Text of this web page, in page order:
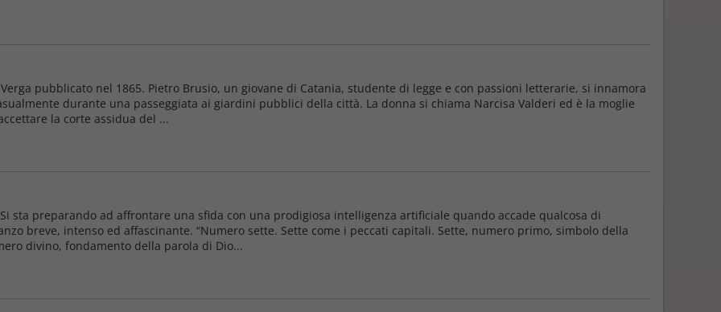
pubblicato nel 1865. Pietro Brusio, un giovane di Catania, studente di legge e con passioni letterarie, si innamora
durante una passeggiata ai giardini pubblici della città. La donna si chiama Narcisa Valderi ed è la moglie
la corte assidua del ...
sta preparando ad affrontare una sfida con una prodigiosa intelligenza artificiale quando accade qualcosa di
breve, intenso ed affascinante. “Numero sette. Sette come i peccati capitali. Sette, numero primo, simbolo della
divino, fondamento della parola di Dio...